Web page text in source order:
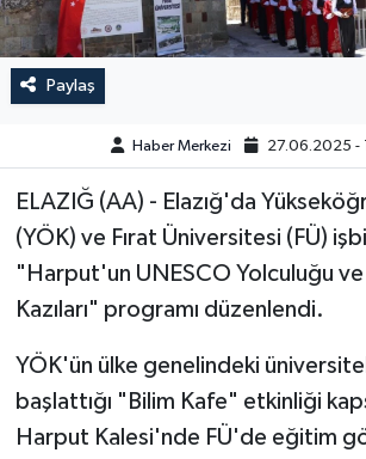
Paylaş
Haber Merkezi 27.06.2025 -
ELAZIĞ (AA) - Elazığ'da
(YÖK) ve Fırat Üniversitesi (FÜ)
"Harput'un UNESCO Yolculuğu
Kazıları" programı düzenlendi.
YÖK'ün ülke genelindeki
başlattığı "Bilim Kafe" etkinliği
Harput Kalesi'nde FÜ'de eğitim
MAGAZİN
MEDYA
ÖZEL HABER
POLİTİKA
SAĞLIK
SPOR